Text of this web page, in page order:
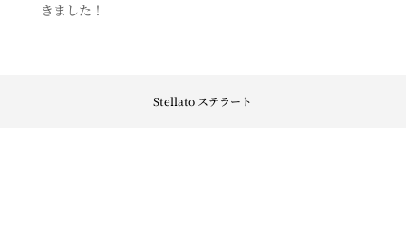
きました！
Stellato ステラート